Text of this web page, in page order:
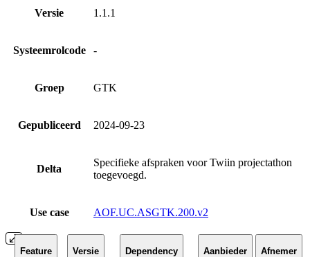
Versie 1.1.1
Systeemrolcode -
Groep GTK
Gepubliceerd 2024-09-23
Delta
Specifieke afspraken voor Twiin projectathon
toegevoegd.
Use case AOF.UC.ASGTK.200.v2
Feature Versie Dependency Aanbieder Afnemer